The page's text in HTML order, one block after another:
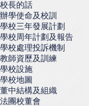
校長的話
辦學使命及校訓
學校三年發展計劃
學校周年計劃及報告
學校處理投訴機制
教師資歷及訓練
學校設施
學校地圖
董中結構及組織
法團校董會